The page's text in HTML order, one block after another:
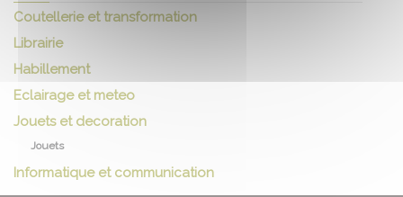
Coutellerie et transformation
Librairie
Habillement
Eclairage et meteo
Jouets et decoration
Jouets
Informatique et communication